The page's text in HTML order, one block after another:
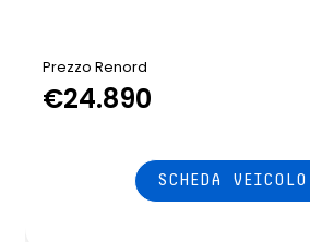
Prezzo Renord
€24.890
SCHEDA VEICOLO